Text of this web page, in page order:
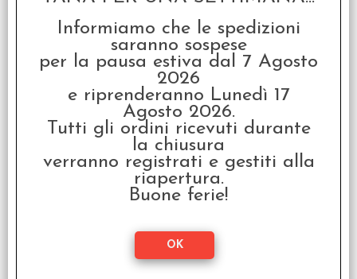
Clank! - Edizione
Italiana
Informiamo che le spedizioni
saranno sospese
per la pausa estiva dal 7 Agosto
2026
e riprenderanno Lunedì 17
Agosto 2026.
Tutti gli ordini ricevuti durante
la chiusura
verranno registrati e gestiti alla
riapertura.
Buone ferie!